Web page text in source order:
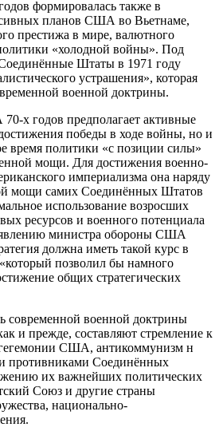
формировалась также в
планов США во Вьетнаме,
престижа в мире, валютного
«холодной войны». Под
Штаты в 1971 году
устрашения», которая
военной доктрины.
х годов предполагает активные
победы в ходе войны, но и
время политики «с позиции силы»
мощи. Для достижения военно-
империализма она наряду
мощи самих Соединённых Штатов
использование возросших
ресурсов и военного потенциала
министра обороны США
должна иметь такой курс в
позволил бы намного
общих стратегических
современной военной доктрины
и прежде, составляют стремление к
США, антикоммунизм н
противниками Соединённых
их важнейших политических
Союз и другие страны
национально-